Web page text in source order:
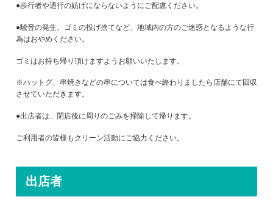
●歩行者や通行の妨げにならないようにご配慮ください。
●騒音の発生、ゴミの投げ捨てなど、地域内の方のご迷惑となるような行
為はおやめください。
ゴミはお持ち帰り頂けますようお願いいたします。
※ハットグ、串焼きなどの串については食べ終わりましたら店舗にて回収
させていただきます。
●出店者は、閉店後に周りのごみを掃除して帰ります。
ご利用者の皆様もクリーン活動にご協力ください。
出店者